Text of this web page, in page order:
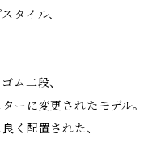
タイル、
ム二段、
ーに変更されたモデル。
く配置された、